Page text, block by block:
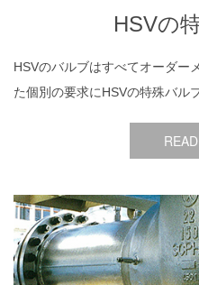
HSVの
HSVのバルブはすべてオーダー
た個別の要求にHSVの特殊バル
漏れな